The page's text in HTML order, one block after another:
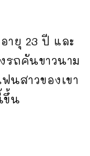
อายุ 23 ปี และ
รถคันขาวนาม
นสาวของเขา
ขึ้น